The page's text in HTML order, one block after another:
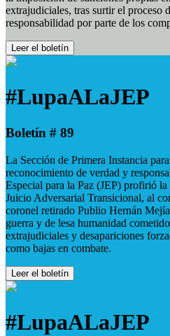
extrajudiciales, tras surtir el proceso
responsabilidad por parte de los
Leer el boletín
#LupaALaJEP
Boletín # 89
La Sección de Primera Instancia
reconocimiento de verdad y
Especial para la Paz (JEP) profirió
Juicio Adversarial Transicional, al
coronel retirado Publio Hernán
guerra y de lesa humanidad
extrajudiciales y desapariciones
como bajas en combate.
Leer el boletín
#LupaALaJEP